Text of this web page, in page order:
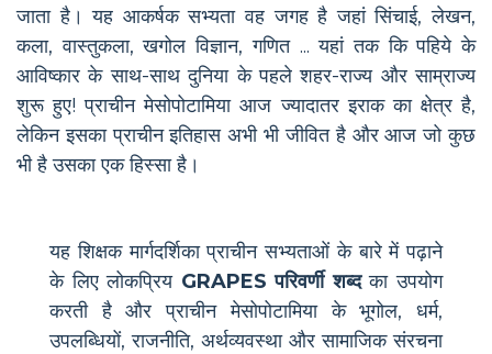
जाता है। यह आकर्षक सभ्यता वह जगह है जहां सिंचाई, लेखन,
कला, वास्तुकला, खगोल विज्ञान, गणित ... यहां तक कि पहिये के
आविष्कार के साथ-साथ दुनिया के पहले शहर-राज्य और साम्राज्य
शुरू हुए! प्राचीन मेसोपोटामिया आज ज्यादातर इराक का क्षेत्र है,
लेकिन इसका प्राचीन इतिहास अभी भी जीवित है और आज जो कुछ
भी है उसका एक हिस्सा है।
यह शिक्षक मार्गदर्शिका प्राचीन सभ्यताओं के बारे में पढ़ाने
के लिए लोकप्रिय GRAPES परिवर्णी शब्दका उपयोग
करती है और प्राचीन मेसोपोटामिया के भूगोल, धर्म,
उपलब्धियों, राजनीति, अर्थव्यवस्था और सामाजिक संरचना